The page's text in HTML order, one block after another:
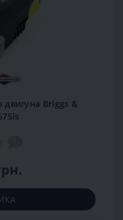
двигуна Briggs &